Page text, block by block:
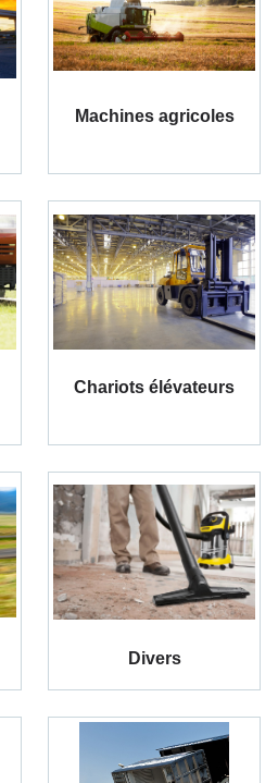
Machines agricoles
Chariots élévateurs
Divers